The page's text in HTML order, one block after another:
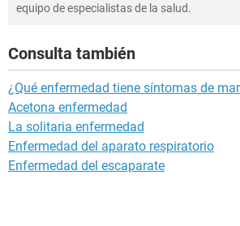
equipo de especialistas de la salud.
Consulta también
¿Qué enfermedad tiene síntomas de
Acetona enfermedad
La solitaria enfermedad
Enfermedad del aparato respiratorio
Enfermedad del escaparate